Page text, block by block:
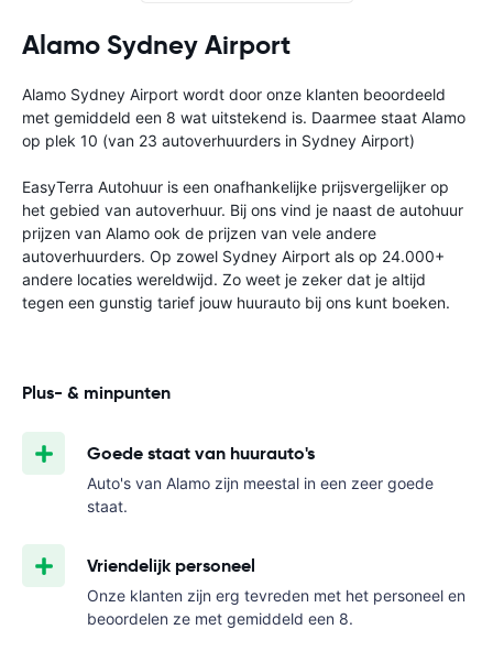
Alamo Sydney Airport
Alamo Sydney Airport wordt door onze klanten beoordeeld
met gemiddeld een 8 wat uitstekend is. Daarmee staat Alamo
op plek 10 (van 23 autoverhuurders in Sydney Airport)
EasyTerra Autohuur is een onafhankelijke prijsvergelijker op
het gebied van autoverhuur. Bij ons vind je naast de autohuur
prijzen van Alamo ook de prijzen van vele andere
autoverhuurders. Op zowel Sydney Airport als op 24.000+
andere locaties wereldwijd. Zo weet je zeker dat je altijd
tegen een gunstig tarief jouw huurauto bij ons kunt boeken.
Plus- & minpunten
Goede staat van huurauto's
Auto's van Alamo zijn meestal in een zeer goede
staat.
Vriendelijk personeel
Onze klanten zijn erg tevreden met het personeel en
beoordelen ze met gemiddeld een 8.